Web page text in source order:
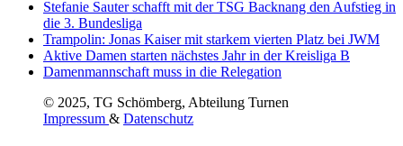
Stefanie Sauter schafft mit der TSG Backnang den Aufstieg in
die 3. Bundesliga
Trampolin: Jonas Kaiser mit starkem vierten Platz bei JWM
Aktive Damen starten nächstes Jahr in der Kreisliga B
Damenmannschaft muss in die Relegation
© 2025, TG Schömberg, Abteilung Turnen
Impressum & Datenschutz